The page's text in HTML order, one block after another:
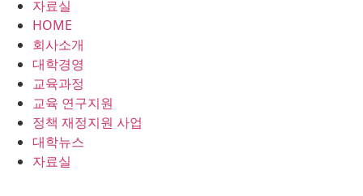
자료실
HOME
회사소개
대학경영
교육과정
교육 연구지원
정책 재정지원 사업
대학뉴스
자료실